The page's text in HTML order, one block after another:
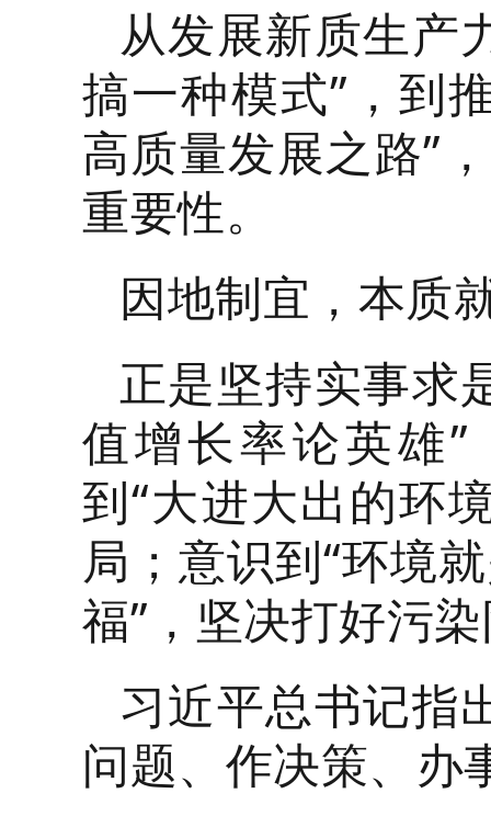
从发展新质生产
搞一种模式”，到
高质量发展之路”
重要性。
因地制宜，本质
正是坚持实事求
值增长率论英雄
到“大进大出的环
局；意识到“环境
福”，坚决打好污
习近平总书记指
问题、作决策、办